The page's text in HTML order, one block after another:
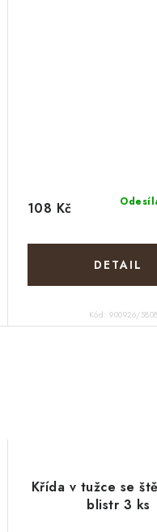
108 Kč
Kód:900926/
Křída v tužce se
blistr 3 ks